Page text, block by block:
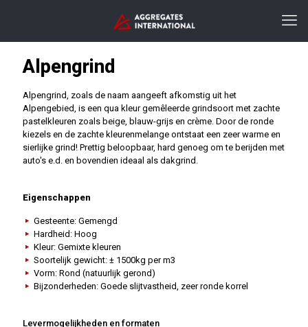
Alpengrind
Alpengrind, zoals de naam aangeeft afkomstig uit het
Alpengebied, is een qua kleur gemêleerde grindsoort met zachte
pastelkleuren zoals beige, blauw-grijs en crème. Door de ronde
kiezels en de zachte kleurenmelange ontstaat een zeer warme en
sierlijke grind! Prettig beloopbaar, hard genoeg om te berijden met
auto's e.d. en bovendien ideaal als dakgrind.
Eigenschappen
Gesteente: Gemengd
Hardheid: Hoog
Kleur: Gemixte kleuren
Soortelijk gewicht: ± 1500kg per m3
Vorm: Rond (natuurlijk gerond)
Bijzonderheden: Goede slijtvastheid, zeer ronde korrel
Levermogelijkheden en formaten